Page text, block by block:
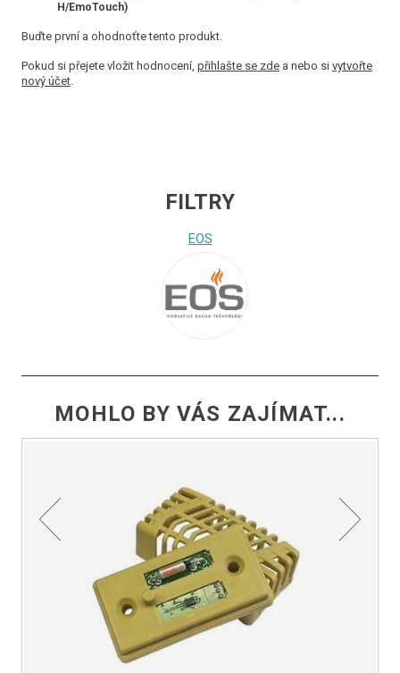
H/EmoTouch)
Buďte první a ohodnoťte tento produkt.
Pokud si přejete vložit hodnocení, přihlašte se zde a nebo si vytvořte
nový účet.
FILTRY
EOS
MOHLO BY VÁS ZAJÍMAT...